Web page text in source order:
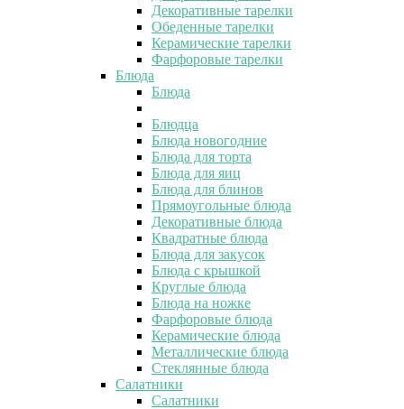
Декоративные тарелки
Обеденные тарелки
Керамические тарелки
Фарфоровые тарелки
Блюда
Блюда
Блюдца
Блюда новогодние
Блюда для торта
Блюда для яиц
Блюда для блинов
Прямоугольные блюда
Декоративные блюда
Квадратные блюда
Блюда для закусок
Блюда с крышкой
Круглые блюда
Блюда на ножке
Фарфоровые блюда
Керамические блюда
Металлические блюда
Стеклянные блюда
Салатники
Салатники